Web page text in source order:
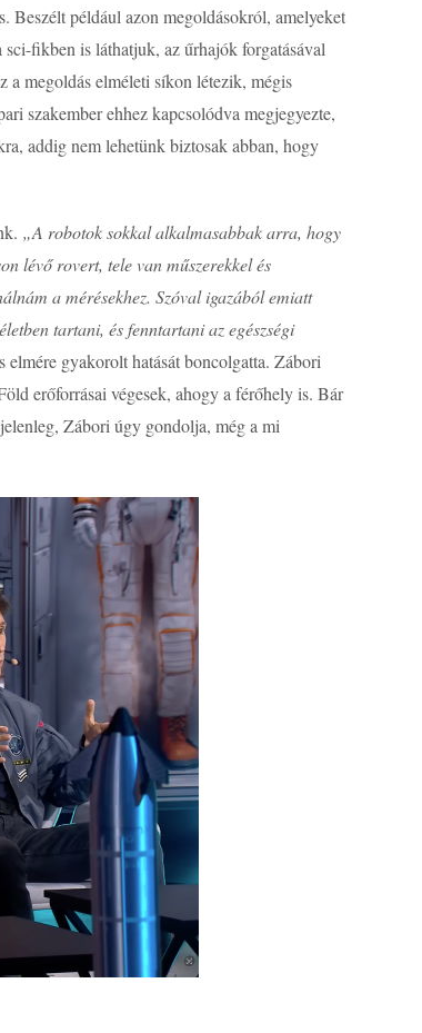
Beszélt például azon megoldásokról, amelyeket
fikben is láthatjuk, az űrhajók forgatásával
a megoldás elméleti síkon létezik, mégis
szakember ehhez kapcsolódva megjegyezte,
addig nem lehetünk biztosak abban, hogy
„A robotok sokkal alkalmasabbak arra, hogy
lévő rovert, tele van műszerekkel és
a mérésekhez. Szóval igazából emiatt
tartani, és fenntartani az egészségi
elmére gyakorolt hatását boncolgatta. Zábori
erőforrásai végesek, ahogy a férőhely is. Bár
Zábori úgy gondolja, még a mi